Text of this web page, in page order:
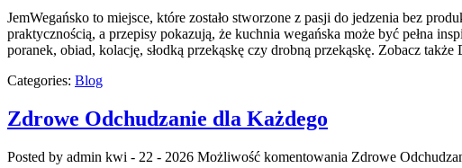
JemWegańsko to miejsce, które zostało stworzone z pasji do jedzenia bez
praktycznością, a przepisy pokazują, że kuchnia wegańska może być pełna
poranek, obiad, kolację, słodką przekąskę czy drobną przekąskę. Zobacz
Categories: Blog
Zdrowe Odchudzanie dla Każdego
Posted by admin kwi - 22 - 2026 Możliwość komentowania Zdrowe